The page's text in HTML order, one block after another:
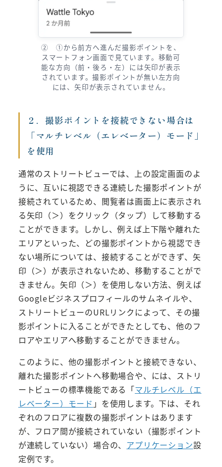
② ①から前方へ進んだ撮影ポイントを、
スマートフォン画面で見ています。移動可
能な方向（前・後ろ・左）には矢印が表示
されています。撮影ポイントが無い左方向
には、矢印が表示されていません。
２．撮影ポイントを接続できない場合は
「マルチレベル（エレベーター）モード」
を使用
通常のストリートビューでは、上の設定画面のよ
うに、互いに視認できる連続した撮影ポイントが
接続されているため、閲覧者は画面上に表示され
る矢印（＞）をクリック（タップ）して移動する
ことができます。しかし、例えば上下階や離れた
エリアといった、どの撮影ポイントから視認でき
ない場所については、接続することができず、矢
印（＞）が表示されないため、移動することがで
きません。矢印（＞）を使用しない方法、例えば
Googleビジネスプロフィールのサムネイルや、
ストリートビューのURLリンクによって、その撮
影ポイントに入ることができたとしても、他のフ
ロアやエリアへ移動することができません。
このように、他の撮影ポイントと接続できない、
離れた撮影ポイントへ移動場合や、には、ストリ
ートビューの標準機能である「マルチレベル（エ
レベーター）モード 」を使用します。下は、それ
ぞれのフロアに複数の撮影ポイントはあります
が、フロア間が接続されていない（撮影ポイント
が連続していない）場合の、 アプリケーション設
定例です。